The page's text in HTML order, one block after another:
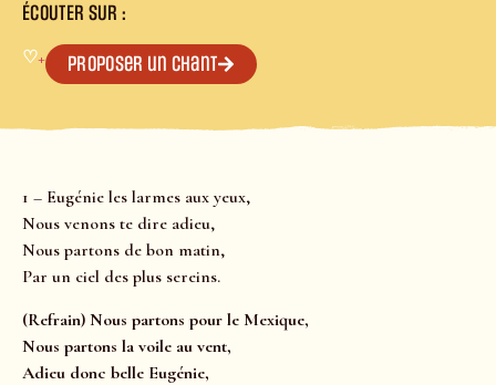
ÉCOUTER SUR :
♡+ Proposer un chant
1 – Eugénie les larmes aux yeux,
Nous venons te dire adieu,
Nous partons de bon matin,
Par un ciel des plus sereins.
(Refrain) Nous partons pour le Mexique,
Nous partons la voile au vent,
Adieu donc belle Eugénie,